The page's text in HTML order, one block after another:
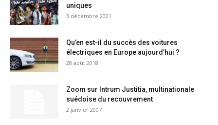
uniques
3 décembre 2021
Qu’en est-il du succès des voitures
électriques en Europe aujourd’hui ?
28 août 2018
Zoom sur Intrum Justitia, multinationale
suédoise du recouvrement
2 janvier 2007